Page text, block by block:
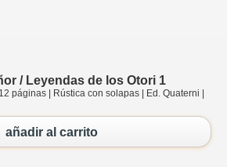
/ Leyendas de los Otori 1
páginas | Rústica con solapas | Ed. Quaterni |
añadir al carrito